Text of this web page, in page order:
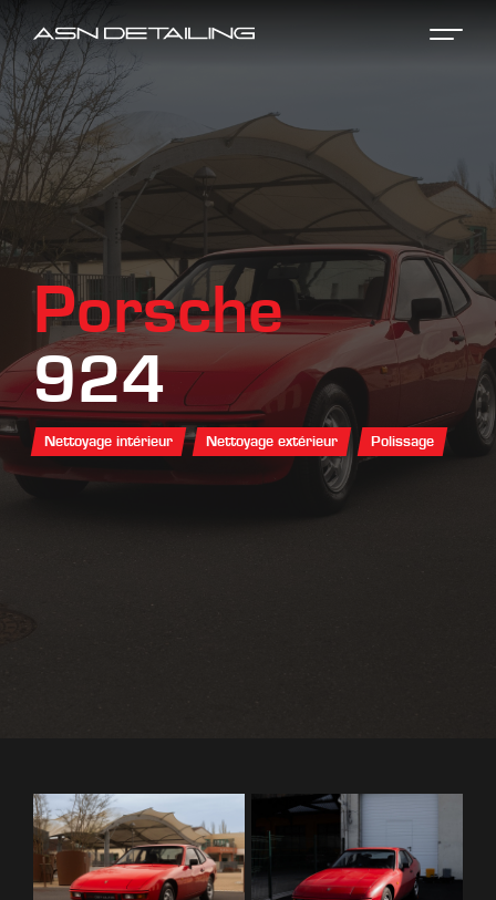
Porsche
924
Nettoyage intérieur Nettoyage extérieur Polissage